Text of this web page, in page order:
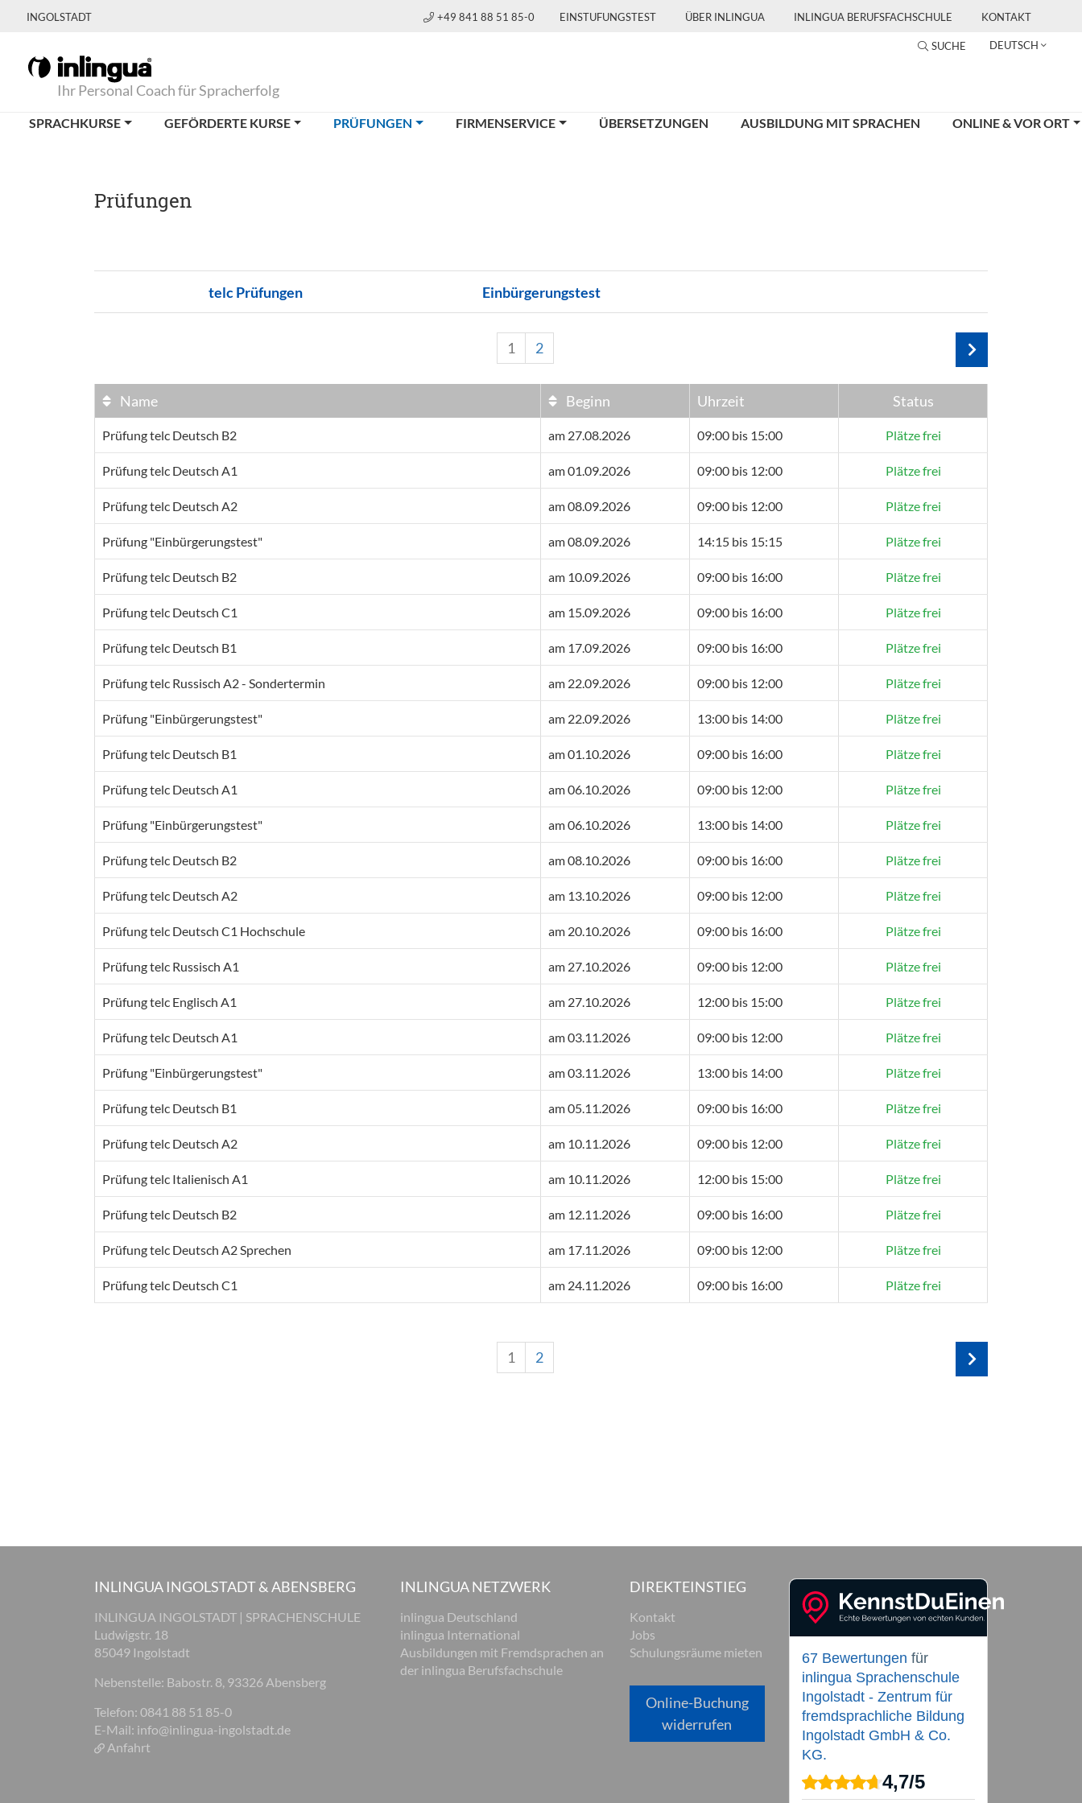
INGOLSTADT +49 841 88 51 85-0 EINSTUFUNGSTEST ÜBER INLINGUA INLINGUA BERUFSFACHSCHULE KONTAKT
SUCHE DEUTSCH
Ihr Personal Coach für Spracherfolg
SPRACHKURSE GEFÖRDERTE KURSE PRÜFUNGEN (CURRENT)FIRMENSERVICE ÜBERSETZUNGEN AUSBILDUNG MIT SPRACHEN ONLINE & VOR ORT
Prüfungen
telc Prüfungen Einbürgerungstest
1 2
Name Beginn Uhrzeit Status
Prüfung telc Deutsch B2 am 27.08.2026 09:00 bis 15:00 Plätze frei
Prüfung telc Deutsch A1 am 01.09.2026 09:00 bis 12:00 Plätze frei
Prüfung telc Deutsch A2 am 08.09.2026 09:00 bis 12:00 Plätze frei
Prüfung "Einbürgerungstest" am 08.09.2026 14:15 bis 15:15 Plätze frei
Prüfung telc Deutsch B2 am 10.09.2026 09:00 bis 16:00 Plätze frei
Prüfung telc Deutsch C1 am 15.09.2026 09:00 bis 16:00 Plätze frei
Prüfung telc Deutsch B1 am 17.09.2026 09:00 bis 16:00 Plätze frei
Prüfung telc Russisch A2 - Sondertermin am 22.09.2026 09:00 bis 12:00 Plätze frei
Prüfung "Einbürgerungstest" am 22.09.2026 13:00 bis 14:00 Plätze frei
Prüfung telc Deutsch B1 am 01.10.2026 09:00 bis 16:00 Plätze frei
Prüfung telc Deutsch A1 am 06.10.2026 09:00 bis 12:00 Plätze frei
Prüfung "Einbürgerungstest" am 06.10.2026 13:00 bis 14:00 Plätze frei
Prüfung telc Deutsch B2 am 08.10.2026 09:00 bis 16:00 Plätze frei
Prüfung telc Deutsch A2 am 13.10.2026 09:00 bis 12:00 Plätze frei
Prüfung telc Deutsch C1 Hochschule am 20.10.2026 09:00 bis 16:00 Plätze frei
Prüfung telc Russisch A1 am 27.10.2026 09:00 bis 12:00 Plätze frei
Prüfung telc Englisch A1 am 27.10.2026 12:00 bis 15:00 Plätze frei
Prüfung telc Deutsch A1 am 03.11.2026 09:00 bis 12:00 Plätze frei
Prüfung "Einbürgerungstest" am 03.11.2026 13:00 bis 14:00 Plätze frei
Prüfung telc Deutsch B1 am 05.11.2026 09:00 bis 16:00 Plätze frei
Prüfung telc Deutsch A2 am 10.11.2026 09:00 bis 12:00 Plätze frei
Prüfung telc Italienisch A1 am 10.11.2026 12:00 bis 15:00 Plätze frei
Prüfung telc Deutsch B2 am 12.11.2026 09:00 bis 16:00 Plätze frei
Prüfung telc Deutsch A2 Sprechen am 17.11.2026 09:00 bis 12:00 Plätze frei
Prüfung telc Deutsch C1 am 24.11.2026 09:00 bis 16:00 Plätze frei
1 2
INLINGUA INGOLSTADT & ABENSBERG
INLINGUA INGOLSTADT | SPRACHENSCHULE
Ludwigstr. 18
85049 Ingolstadt
Nebenstelle: Babostr. 8, 93326 Abensberg
Telefon: 0841 88 51 85-0
E-Mail: info@inlingua-ingolstadt.de
Anfahrt
INLINGUA NETZWERK
inlingua Deutschland
inlingua International
Ausbildungen mit Fremdsprachen an
der inlingua Berufsfachschule
DIREKTEINSTIEG
Kontakt
Jobs
Schulungsräume mieten
Online-Buchung
widerrufen
67 Bewertungen für
inlingua Sprachenschule
Ingolstadt - Zentrum für
fremdsprachliche Bildung
Ingolstadt GmbH & Co.
KG.
4,7/5